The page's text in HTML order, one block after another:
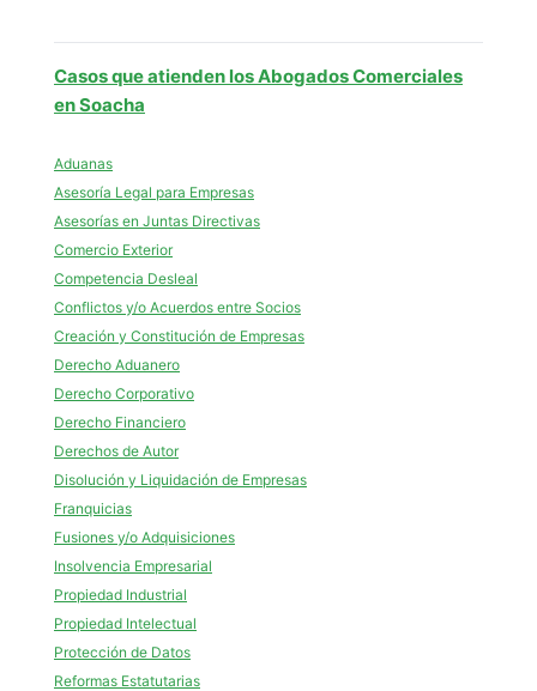
Casos que atienden los Abogados Comerciales
en Soacha
Aduanas
Asesoría Legal para Empresas
Asesorías en Juntas Directivas
Comercio Exterior
Competencia Desleal
Conflictos y/o Acuerdos entre Socios
Creación y Constitución de Empresas
Derecho Aduanero
Derecho Corporativo
Derecho Financiero
Derechos de Autor
Disolución y Liquidación de Empresas
Franquicias
Fusiones y/o Adquisiciones
Insolvencia Empresarial
Propiedad Industrial
Propiedad Intelectual
Protección de Datos
Reformas Estatutarias